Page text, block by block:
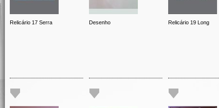
Relicário 17 Serra Desenho Relicário 19 Long